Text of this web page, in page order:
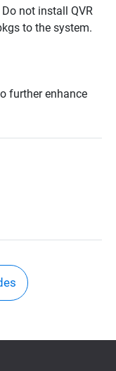
not install QVR
to the system.
further enhance